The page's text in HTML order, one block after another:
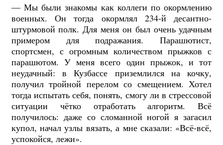
— Мы были знакомы как коллеги по окормлению
военных. Он тогда окормлял 234-й десантно-
штурмовой полк. Для меня он был очень удачным
примером для подражания. Парашютист,
спортсмен, с огромным количеством прыжков с
парашютом. У меня всего один прыжок, и тот
неудачный: в Кузбассе приземлился на кочку,
получил тройной перелом со смещением. Хотел
тогда испытать себя, понять, смогу ли в стрессовой
ситуации чётко отработать алгоритм. Всё
получилось: даже со сломанной ногой я загасил
купол, начал узлы вязать, а мне сказали: «Всё-всё,
успокойся, лежи».